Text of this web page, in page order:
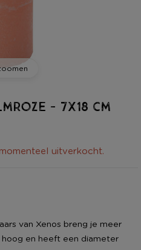
- 7x18 cm
uitverkocht.
van Xenos breng je meer
hoog en heeft een diameter